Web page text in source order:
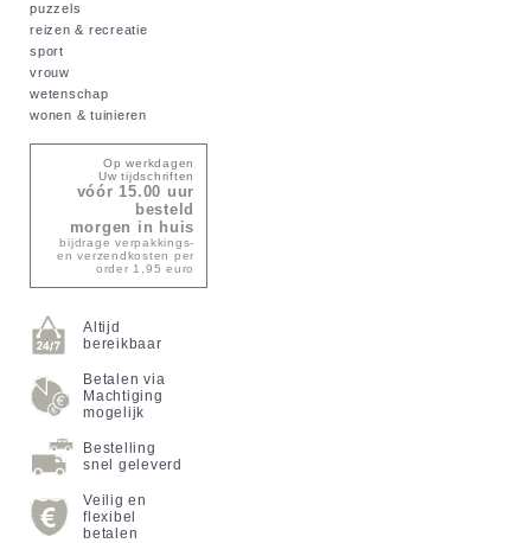
puzzels
reizen & recreatie
sport
vrouw
wetenschap
wonen & tuinieren
Op werkdagen
Uw tijdschriften
vóór 15.00 uur
besteld
morgen in huis
bijdrage verpakkings-
en verzendkosten per
order 1,95 euro
Altijd
bereikbaar
Betalen via
Machtiging
mogelijk
Bestelling
snel geleverd
Veilig en
flexibel
betalen